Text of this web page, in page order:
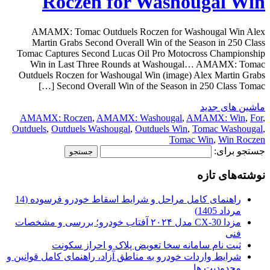
AMAMX: Tomac Outduels Roczen for Washougal Win Alex
Martin Grabs Second Overall Win of the Season in 250 Class
Tomac Captures Second Lucas Oil Pro Motocross Championship
Win in Last Three Rounds at Washougal… AMAMX: Tomac
Outduels Roczen for Washougal Win (image) Alex Martin Grabs
Second Overall Win of the Season in 250 Class Tomac […]
ماشین های جدید
AMAMX: Roczen, AMAMX: Washougal, AMAMX: Win, For,
Outduels, Outduels Washougal, Outduels Win, Tomac Washougal,
Tomac Win, Win Roczen
جستجو برای:
نوشته‌های تازه
راهنمای کامل مراحل و شرایط اسقاط خودرو فرسوده (14
مرداد 1405)
مزدا CX-30 مدل ۲۰۲۴ آفتاب خودرو؛ بررسی و مشخصات
فنی
ثبت نام سامانه سخا تعویض پلاک و احراز سکونت
شرایط واردات خودرو به مناطق آزاد، راهنمای کامل قوانین و
محدودیت ها